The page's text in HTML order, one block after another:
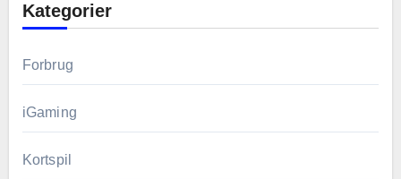
Kategorier
Forbrug
iGaming
Kortspil